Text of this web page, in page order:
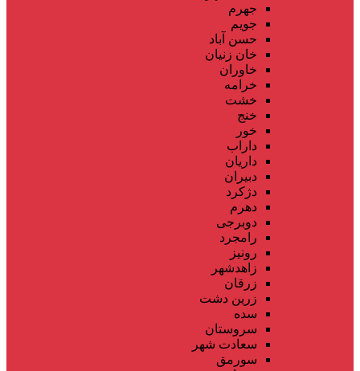
جهرم
جویم
حسن آباد
خان زنیان
خاوران
خرامه
خشت
خنج
خور
داراب
داریان
دبیران
دژکرد
دهرم
دوبرجی
رامجرد
رونیز
زاهدشهر
زرقان
زرین دشت
سده
سروستان
سعادت شهر
سورمق